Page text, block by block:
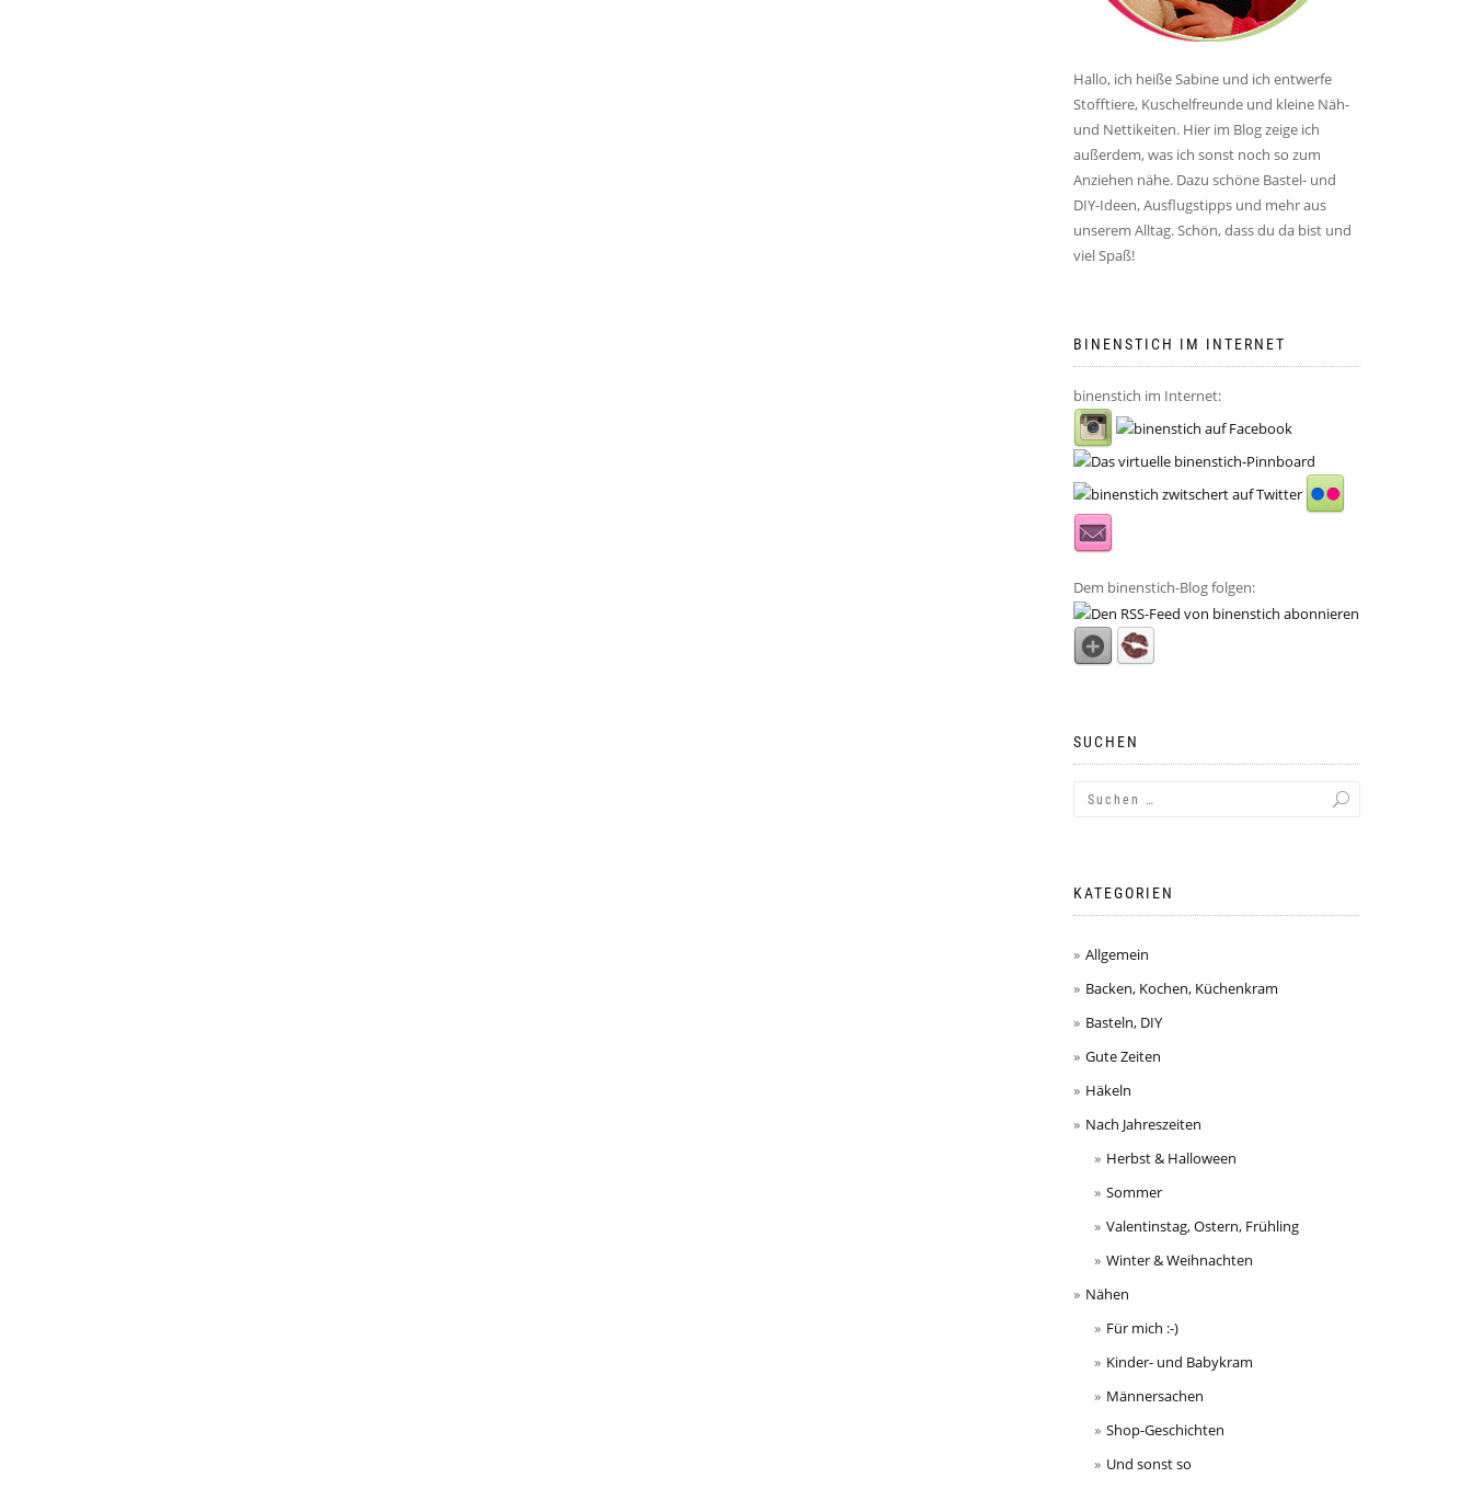
Hallo, ich heiße Sabine und ich entwerfe
Stofftiere, Kuschelfreunde und kleine Näh-
und Nettikeiten. Hier im Blog zeige ich
außerdem, was ich sonst noch so zum
Anziehen nähe. Dazu schöne Bastel- und
DIY-Ideen, Ausflugstipps und mehr aus
unserem Alltag. Schön, dass du da bist und
viel Spaß!
BINENSTICH IM INTERNET
binenstich im Internet:
Dem binenstich-Blog folgen:
SUCHEN
KATEGORIEN
Allgemein
Backen, Kochen, Küchenkram
Basteln, DIY
Gute Zeiten
Häkeln
Nach Jahreszeiten
Herbst & Halloween
Sommer
Valentinstag, Ostern, Frühling
Winter & Weihnachten
Nähen
Für mich :-)
Kinder- und Babykram
Männersachen
Shop-Geschichten
Und sonst so